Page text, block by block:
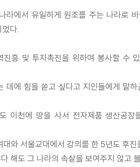
에서 유일하게 원조를 주는 나라로
다.
흥 및 투자촉진을 위하여 봉사할 수
에 힘을 쏟고 싶다고 지인들에게 말
이천에 땅을 사서 전자제품 생산공장
와 서울교대에서 강의를 한 5년도 후
해도 그 나라의 속살을 보여주지 않고